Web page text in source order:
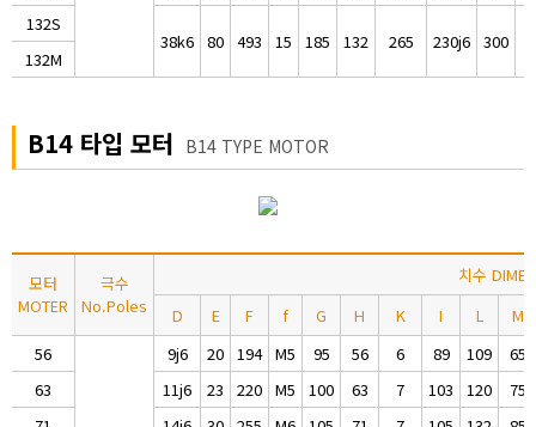
132S
38k6 80 493 15 185 132 265 230j6 300
132M
B14 타입 모터 B14 TYPE MOTOR
모터
MOTER
극수
No.Poles
치수
D
E F f G H K I L
M
56
9j6 20 194 M5 95 56 6 89 109
65
63
11j6 23 220 M5 100 63 7 103 120
75